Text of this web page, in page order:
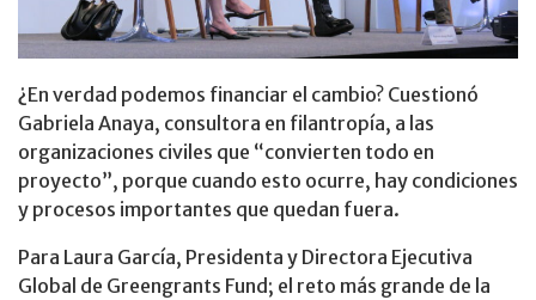
¿En verdad podemos financiar el cambio? Cuestionó
Gabriela Anaya, consultora en filantropía, a las
organizaciones civiles que “convierten todo en
proyecto”, porque cuando esto ocurre, hay condiciones
y procesos importantes que quedan fuera.
Para Laura García, Presidenta y Directora Ejecutiva
Global de Greengrants Fund; el reto más grande de la